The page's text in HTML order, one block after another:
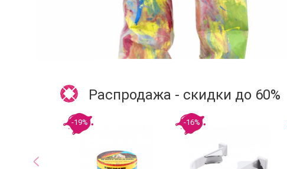
Распродажа - скидки до 60%
-19% -16%